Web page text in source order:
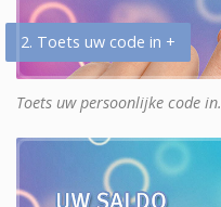
2. Toets uw code in +
Toets uw persoonlijke code in.